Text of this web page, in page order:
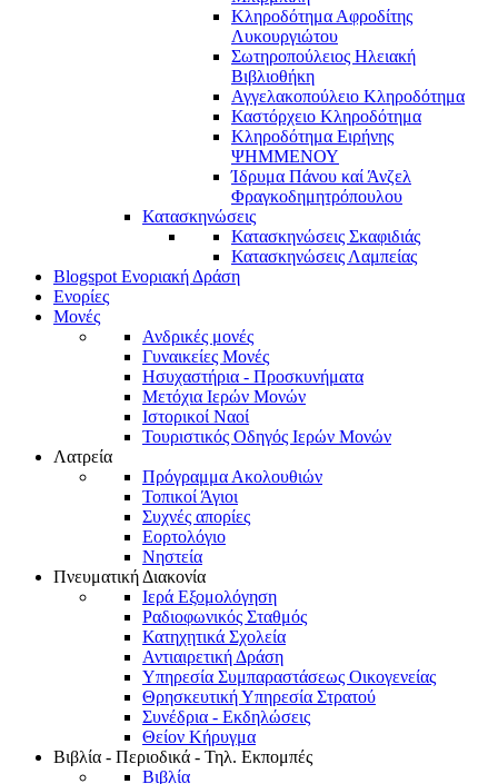
Κληροδότημα Αφροδίτης
Λυκουργιώτου
Σωτηροπούλειος Ηλειακή
Βιβλιοθήκη
Αγγελακοπούλειο Κληροδότημα
Καστόρχειο Κληροδότημα
Κληροδότημα Ειρήνης
ΨΗΜΜΕΝΟΥ
Ίδρυμα Πάνου καί Άνζελ
Φραγκοδημητρόπουλου
Κατασκηνώσεις
Κατασκηνώσεις Σκαφιδιάς
Κατασκηνώσεις Λαμπείας
Blogspot Ενοριακή Δράση
Ενορίες
Μονές
Ανδρικές μονές
Γυναικείες Μονές
Ησυχαστήρια - Προσκυνήματα
Μετόχια Ιερών Μονών
Ιστορικοί Ναοί
Τουριστικός Οδηγός Ιερών Μονών
Λατρεία
Πρόγραμμα Ακολουθιών
Τοπικοί Άγιοι
Συχνές απορίες
Εορτολόγιο
Νηστεία
Πνευματική Διακονία
Ιερά Εξομολόγηση
Ραδιοφωνικός Σταθμός
Κατηχητικά Σχολεία
Αντιαιρετική Δράση
Υπηρεσία Συμπαραστάσεως Οικογενείας
Θρησκευτική Υπηρεσία Στρατού
Συνέδρια - Εκδηλώσεις
Θείον Κήρυγμα
Βιβλία - Περιοδικά - Τηλ. Εκπομπές
Βιβλία